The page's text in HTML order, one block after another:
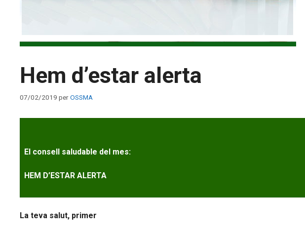
Hem d’estar alerta
07/02/2019 perOSSMA
El consell saludable del mes:
HEM D’ESTAR ALERTA
La teva salut, primer